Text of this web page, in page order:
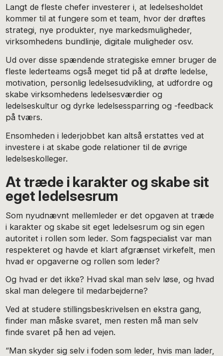
Langt de fleste chefer investerer i, at ledelsesholdet
kommer til at fungere som et team, hvor der drøftes
strategi, nye produkter, nye markedsmuligheder,
virksomhedens bundlinje, digitale muligheder osv.
Ud over disse spændende strategiske emner bruger de
fleste lederteams også meget tid på at drøfte ledelse,
motivation, personlig ledelsesudvikling, at udfordre og
skabe virksomhedens ledelsesværdier og
ledelseskultur og dyrke ledelsessparring og -feedback
på tværs.
Ensomheden i lederjobbet kan altså erstattes ved at
investere i at skabe gode relationer til de øvrige
ledelseskolleger.
At træde i karakter og skabe sit
eget ledelsesrum
Som nyudnævnt mellemleder er det opgaven at træde
i karakter og skabe sit eget ledelsesrum og sin egen
autoritet i rollen som leder. Som fagspecialist var man
respekteret og havde et klart afgrænset virkefelt, men
hvad er opgaverne og rollen som leder?
Og hvad er det ikke? Hvad skal man selv løse, og hvad
skal man delegere til medarbejderne?
Ved at studere stillingsbeskrivelsen en ekstra gang,
finder man måske svaret, men resten må man selv
finde svaret på hen ad vejen.
“Man skyder sig selv i foden som leder, hvis man lader,